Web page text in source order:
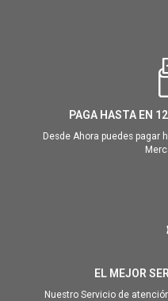
PAGA HASTA EN
Desde Ahora puedes pagar
EL MEJOR
Nuestro Servicio de